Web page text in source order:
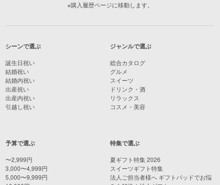
※購入履歴ページに移動します。
シーンで選ぶ
誕生日祝い
結婚祝い
結婚内祝い
出産祝い
出産内祝い
引越し祝い
予算で選ぶ
〜2,999円
3,000〜4,999円
5,000〜9,999円
ジャンルで選ぶ
総合カタログ
グルメ
スイーツ
ドリンク・酒
リラックス
コスメ・美容
特集で選ぶ
夏ギフト特集 2026
スイーツギフト特集
法人ご担当者様へ ギフトパッドでお悩